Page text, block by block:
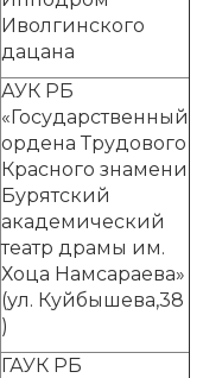
Иволгинского
дацана
АУК РБ
«Государственный
ордена Трудового
Красного знамени
Бурятский
академический
театр драмы им.
Хоца Намсараева»
(ул. Куйбышева,38
)
ГАУК РБ